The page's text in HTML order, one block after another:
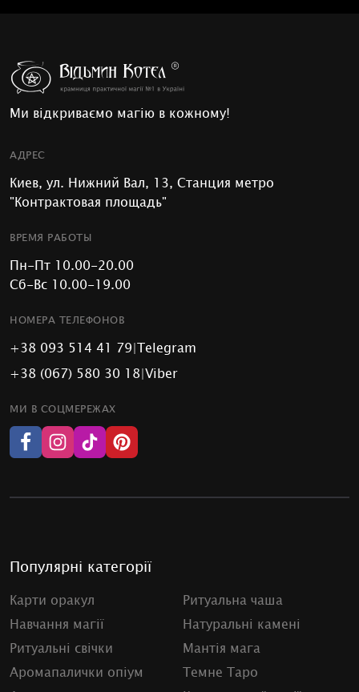
Ми відкриваємо магію в кожному!
АДРЕС
Киев, ул. Нижний Вал, 13, Станция метро
"Контрактовая площадь"
ВРЕМЯ РАБОТЫ
Пн-Пт 10.00-20.00
Сб-Вс 10.00-19.00
НОМЕРА ТЕЛЕФОНОВ
+38 093 514 41 79|Telegram
+38 (067) 580 30 18|Viber
МИ В СОЦМЕРЕЖАХ
Популярні категорії
Карти оракул
Ритуальна чаша
Навчання магії
Натуральні камені
Ритуальні свічки
Мантія мага
Аромапалички опіум
Темне Таро